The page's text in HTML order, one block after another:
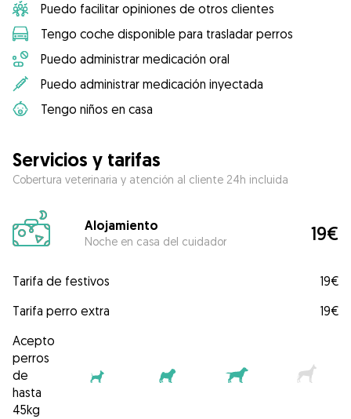
Puedo facilitar opiniones de otros clientes
Tengo coche disponible para trasladar perros
Puedo administrar medicación oral
Puedo administrar medicación inyectada
Tengo niños en casa
Servicios y tarifas
Cobertura veterinaria y atención al cliente 24h incluida
Alojamiento
Noche en casa del cuidador 19€
Tarifa de festivos
19€
Tarifa perro extra
19€
Acepto
perros
de
hasta
45kg